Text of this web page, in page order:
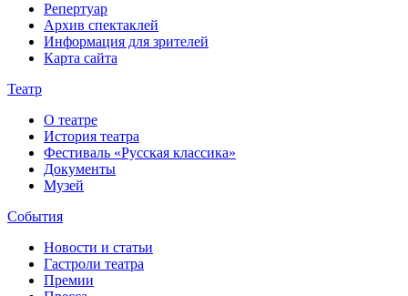
Репертуар
Архив спектаклей
Информация для зрителей
Карта сайта
Театр
О театре
История театра
Фестиваль «Русская классика»
Документы
Музей
События
Новости и статьи
Гастроли театра
Премии